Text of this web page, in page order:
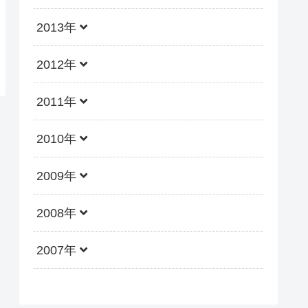
2013年
2012年
2011年
2010年
2009年
2008年
2007年